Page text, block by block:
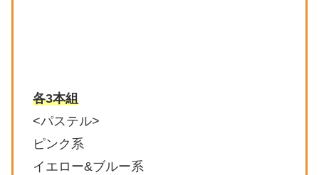
各3本組
<パステル>
ピンク系
イエロー&ブルー系